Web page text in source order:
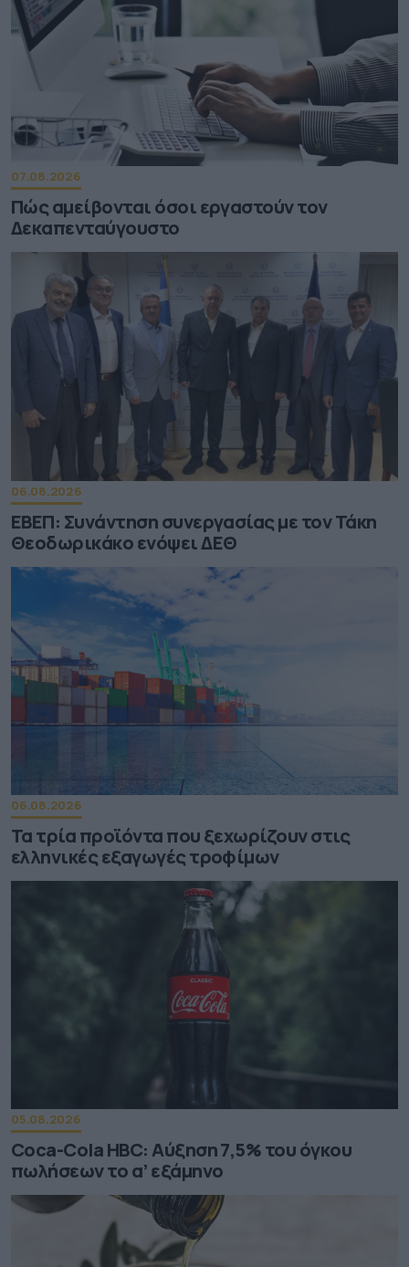
07.08.2026
Πώς αμείβονται όσοι εργαστούν τον
Δεκαπενταύγουστο
06.08.2026
ΕΒΕΠ: Συνάντηση συνεργασίας με τον Τάκη
Θεοδωρικάκο ενόψει ΔΕΘ
06.08.2026
Τα τρία προϊόντα που ξεχωρίζουν στις
ελληνικές εξαγωγές τροφίμων
05.08.2026
Coca-Cola HBC: Aύξηση 7,5% του όγκου
πωλήσεων το α’ εξάμηνο